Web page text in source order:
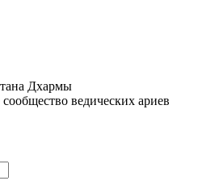
Дхармы
ведических ариев